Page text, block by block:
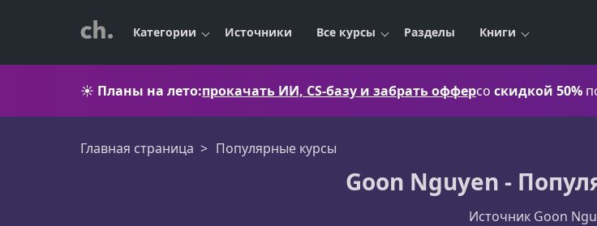
Категории Источники Все курсы Разделы Книги
☀️ Планы на лето:прокачать ИИ, CS-базу и забрать офферсо скидкой 50%
Главная страница Популярные курсы
Goon Nguyen -
Источник Goon